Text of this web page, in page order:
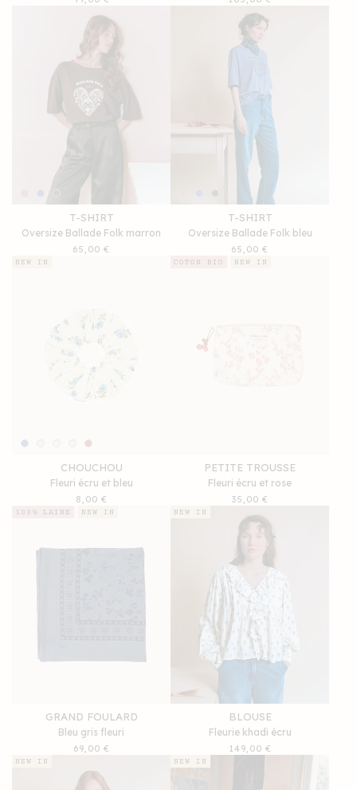
habituel
T-SHIRT
Oversize Ballade Folk marron
Prix
65,00 €
T-SHIRT
Oversize Ballade Folk bleu
Prix
habituel
65,00 €
CHOUCHOU
Fleuri écru et bleu
Prix
habituel
8,00 €
NEW IN
PETITE TROUSSE
Fleuri écru et rose
Prix
35,00 €
COTON BIO NEW IN
GRAND FOULARD
Bleu gris fleuri
Prix
69,00 €
100% LAINE NEW IN
BLOUSE
Fleurie khadi écru
Prix
149,00 €
NEW IN
NEW IN NEW IN